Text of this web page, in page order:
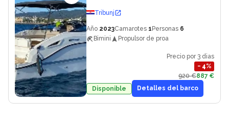
Tribunj
Año 2023Camarotes 1 Personas 6
Bimini
Propulsor de proa
Precio por 3 dias
− 4%
920 €887 €
Disponible
Detalles del barco